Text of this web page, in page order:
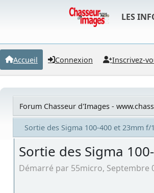
LES
Accueil Connexion Inscrivez-
Forum Chasseur d'Images -
Sortie des Sigma 100-400 et 23mm
Sortie des Sigma
Démarré par 55micro, Septembre